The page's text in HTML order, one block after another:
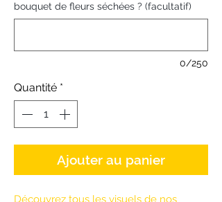
bouquet de fleurs séchées ? (facultatif)
0/250
Quantité *
Ajouter au panier
Découvrez tous les visuels de nos